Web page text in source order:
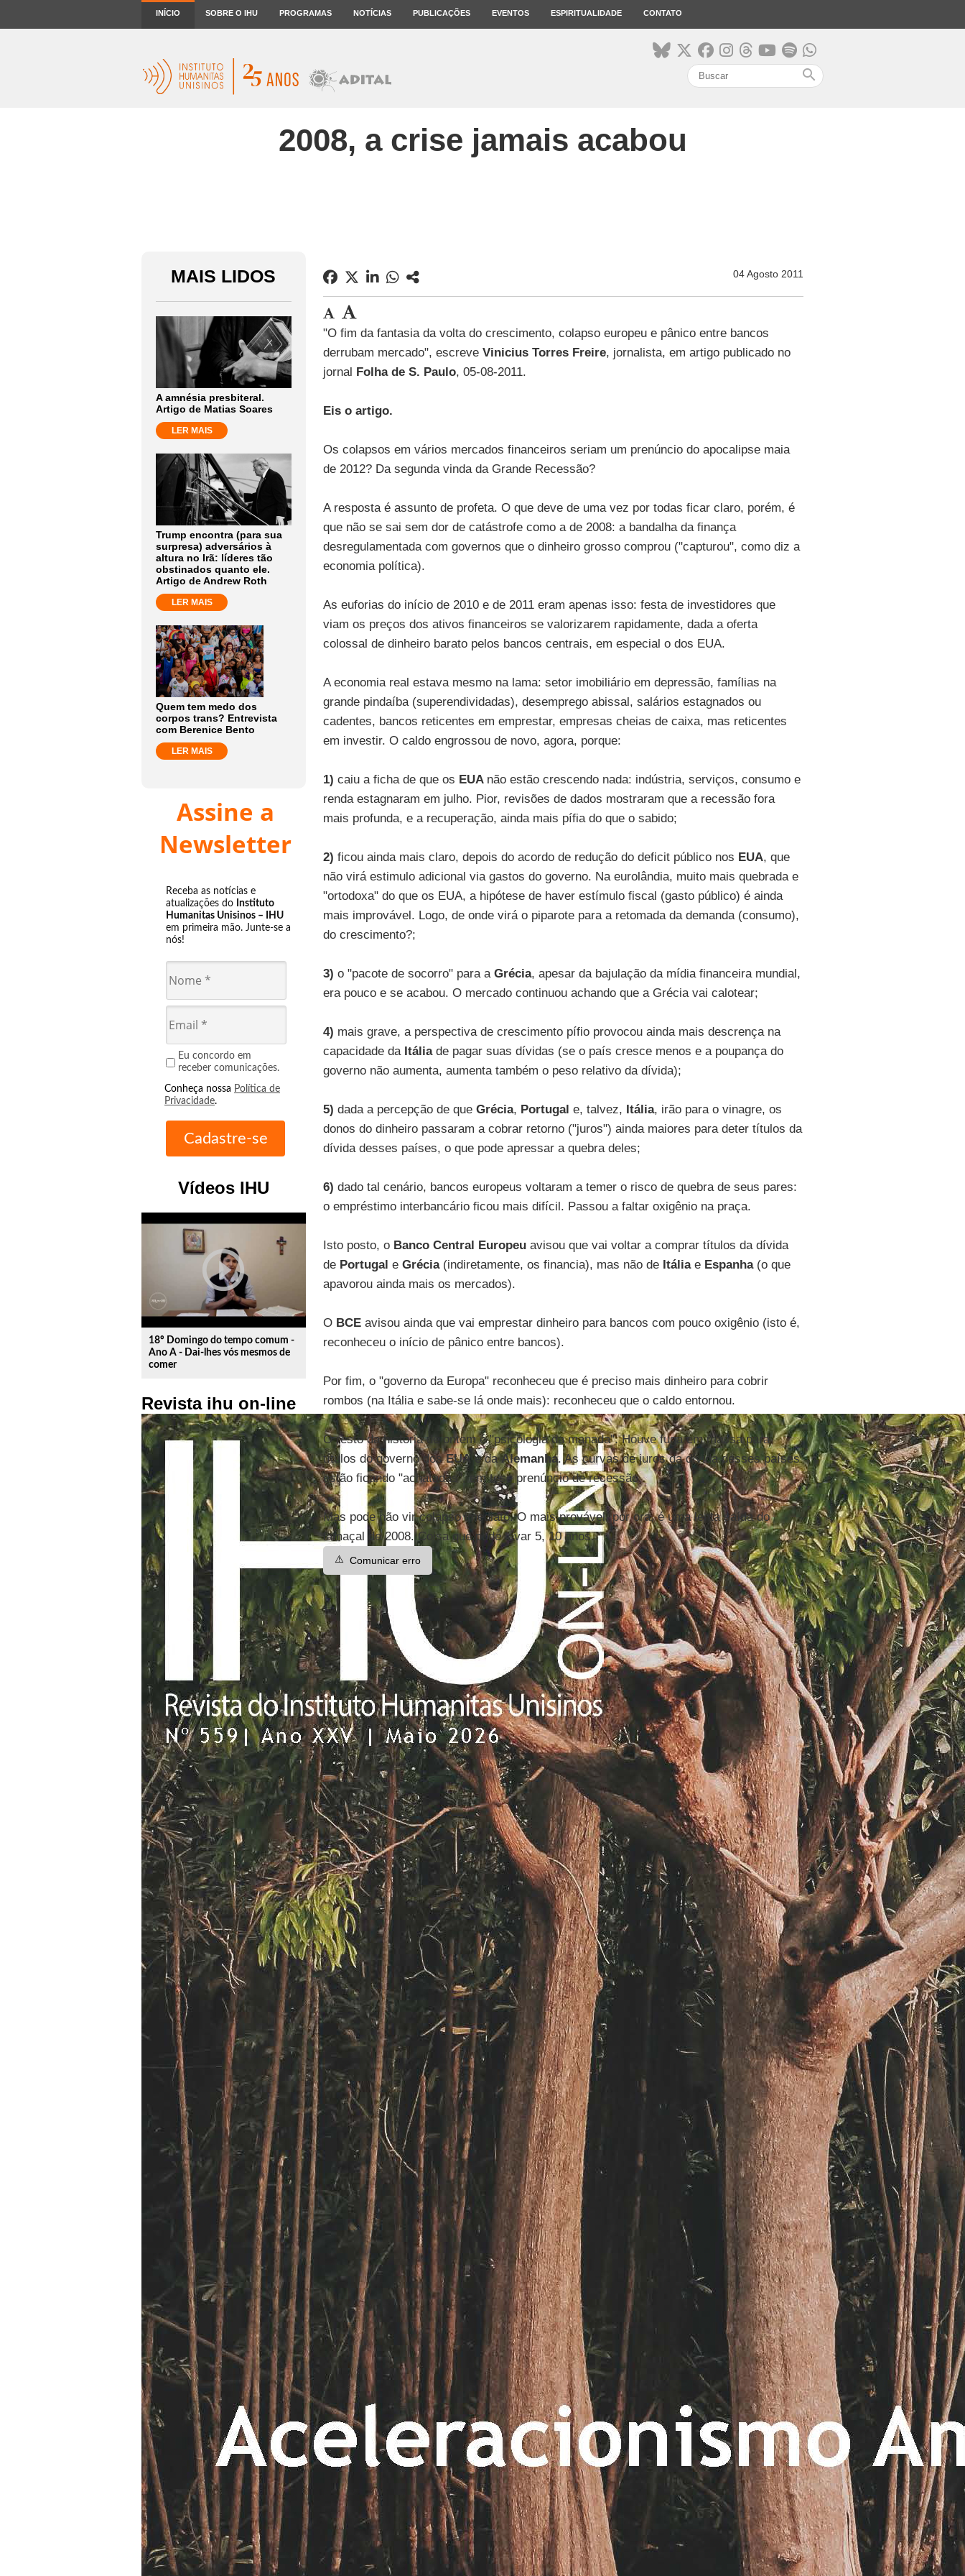
INÍCIO SOBRE O IHU PROGRAMAS NOTÍCIAS PUBLICAÇÕES EVENTOS ESPIRITUALIDADE CONTATO
search
2008, a crise jamais acabou
MAIS LIDOS
A amnésia presbiteral.
Artigo de Matias Soares
LER MAIS
Trump encontra (para sua
surpresa) adversários à
altura no Irã: líderes tão
obstinados quanto ele.
Artigo de Andrew Roth
LER MAIS
Quem tem medo dos
corpos trans? Entrevista
com Berenice Bento
LER MAIS
Assine a
Newsletter
Receba as notícias e
atualizações do Instituto
Humanitas Unisinos – IHU
em primeira mão. Junte-se a
nós!
Eu concordo em
receber comunicações.
Conheça nossa Política de
Privacidade.
Vídeos IHU
play_circle_outline
18º Domingo do tempo comum -
Ano A - Dai-lhes vós mesmos de
comer
Revista ihu on-line
04 Agosto 2011
"O fim da fantasia da volta do crescimento, colapso europeu e pânico entre bancos
derrubam mercado", escreve Vinicius Torres Freire, jornalista, em artigo publicado no
jornal Folha de S. Paulo, 05-08-2011.
Eis o artigo.
Os colapsos em vários mercados financeiros seriam um prenúncio do apocalipse maia
de 2012? Da segunda vinda da Grande Recessão?
A resposta é assunto de profeta. O que deve de uma vez por todas ficar claro, porém, é
que não se sai sem dor de catástrofe como a de 2008: a bandalha da finança
desregulamentada com governos que o dinheiro grosso comprou ("capturou", como diz a
economia política).
As euforias do início de 2010 e de 2011 eram apenas isso: festa de investidores que
viam os preços dos ativos financeiros se valorizarem rapidamente, dada a oferta
colossal de dinheiro barato pelos bancos centrais, em especial o dos EUA.
A economia real estava mesmo na lama: setor imobiliário em depressão, famílias na
grande pindaíba (superendividadas), desemprego abissal, salários estagnados ou
cadentes, bancos reticentes em emprestar, empresas cheias de caixa, mas reticentes
em investir. O caldo engrossou de novo, agora, porque:
1) caiu a ficha de que os EUA não estão crescendo nada: indústria, serviços, consumo e
renda estagnaram em julho. Pior, revisões de dados mostraram que a recessão fora
mais profunda, e a recuperação, ainda mais pífia do que o sabido;
2) ficou ainda mais claro, depois do acordo de redução do deficit público nos EUA, que
não virá estimulo adicional via gastos do governo. Na eurolândia, muito mais quebrada e
"ortodoxa" do que os EUA, a hipótese de haver estímulo fiscal (gasto público) é ainda
mais improvável. Logo, de onde virá o piparote para a retomada da demanda (consumo),
do crescimento?;
3) o "pacote de socorro" para a Grécia, apesar da bajulação da mídia financeira mundial,
era pouco e se acabou. O mercado continuou achando que a Grécia vai calotear;
4) mais grave, a perspectiva de crescimento pífio provocou ainda mais descrença na
capacidade da Itália de pagar suas dívidas (se o país cresce menos e a poupança do
governo não aumenta, aumenta também o peso relativo da dívida);
5) dada a percepção de que Grécia, Portugal e, talvez, Itália, irão para o vinagre, os
donos do dinheiro passaram a cobrar retorno ("juros") ainda maiores para deter títulos da
dívida desses países, o que pode apressar a quebra deles;
6) dado tal cenário, bancos europeus voltaram a temer o risco de quebra de seus pares:
o empréstimo interbancário ficou mais difícil. Passou a faltar oxigênio na praça.
Isto posto, o Banco Central Europeuavisou que vai voltar a comprar títulos da dívida
de Portugal e Grécia(indiretamente, os financia), mas não de Itália e Espanha (o que
apavorou ainda mais os mercados).
O BCE avisou ainda que vai emprestar dinheiro para bancos com pouco oxigênio (isto é,
reconheceu o início de pânico entre bancos).
Por fim, o "governo da Europa" reconheceu que é preciso mais dinheiro para cobrir
rombos (na Itália e sabe-se lá onde mais): reconheceu que o caldo entornou.
O resto da história de ontem é "psicologia da manada". Houve fuga em massa para
títulos do governo dosEUA e daAlemanha. As curvas de juros da dívida desses países
estão ficando "achatadas", em tese prenúncio de recessão.
Mas pode não vir colapso imediato. O mais provável, por ora, é uma lenta saída do
lamaçal de 2008. Coisa que pode levar 5, 10 anos.
⚠️ Comunicar erro